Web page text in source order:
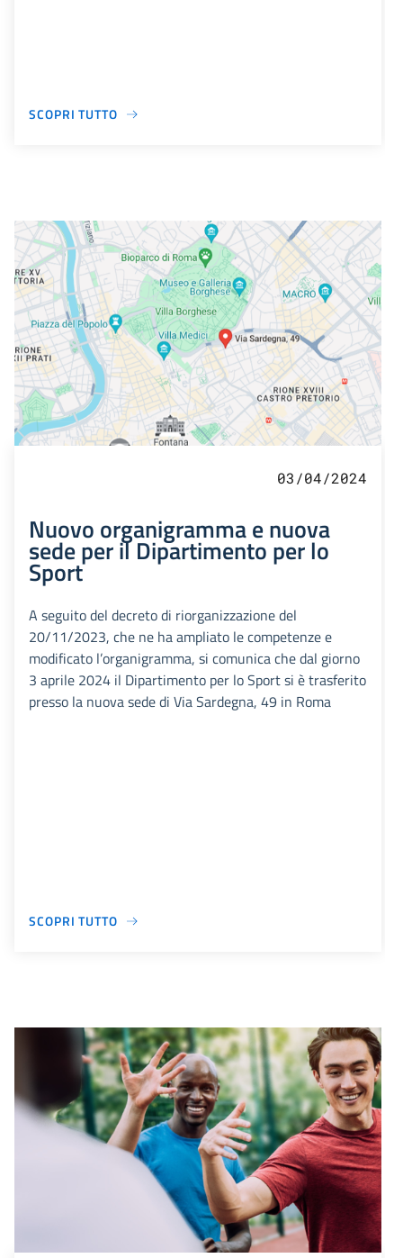
SCOPRI TUTTO
03/04/2024
Nuovo organigramma e nuova
sede per il Dipartimento per lo
Sport
A seguito del decreto di riorganizzazione del
20/11/2023, che ne ha ampliato le competenze e
modificato l’organigramma, si comunica che dal giorno
3 aprile 2024 il Dipartimento per lo Sport si è trasferito
presso la nuova sede di Via Sardegna, 49 in Roma
SCOPRI TUTTO